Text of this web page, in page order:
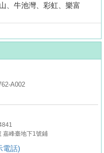
、牛池灣、彩虹、樂富
A002
嘉峰臺地下1號鋪
電話)